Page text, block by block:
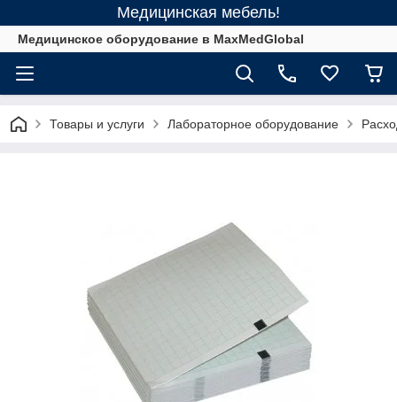
Медицинская мебель!
Медицинское оборудование в MaxMedGlobal
Товары и услуги Лабораторное оборудование